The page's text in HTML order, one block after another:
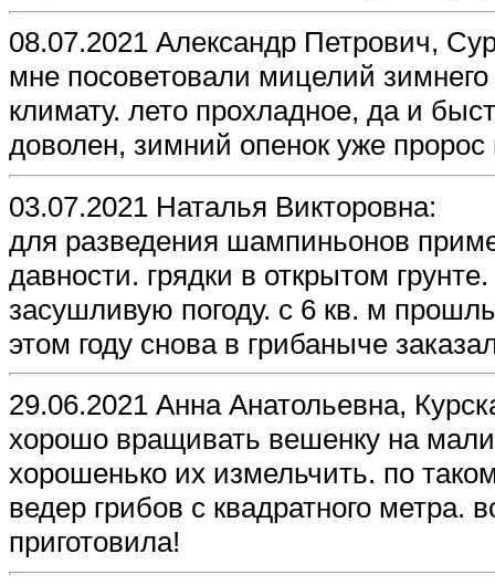
08.07.2021 Александр Петрович,
мне посоветовали мицелий зимнего
климату. лето прохладное, да и
доволен, зимний опенок уже пророс
03.07.2021 Наталья Викторовна:
для разведения шампиньонов
давности. грядки в открытом
засушливую погоду. с 6 кв. м
этом году снова в грибаныче
29.06.2021 Анна Анатольевна,
хорошо вращивать вешенку на
хорошенько их измельчить. по
ведер грибов с квадратного метра.
приготовила!